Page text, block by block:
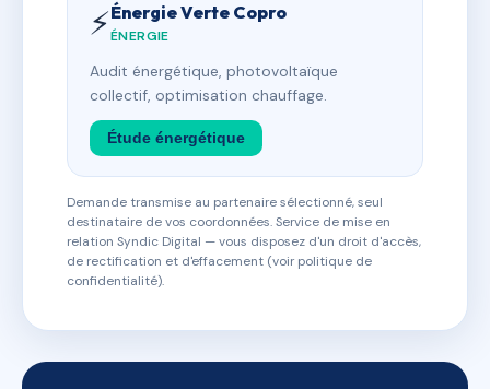
⚡Énergie Verte Copro
ÉNERGIE
Audit énergétique, photovoltaïque
collectif, optimisation chauffage.
Étude énergétique
Demande transmise au partenaire sélectionné, seul
destinataire de vos coordonnées. Service de mise en
relation Syndic Digital — vous disposez d'un droit d'accès,
de rectification et d'effacement (voir politique de
confidentialité).